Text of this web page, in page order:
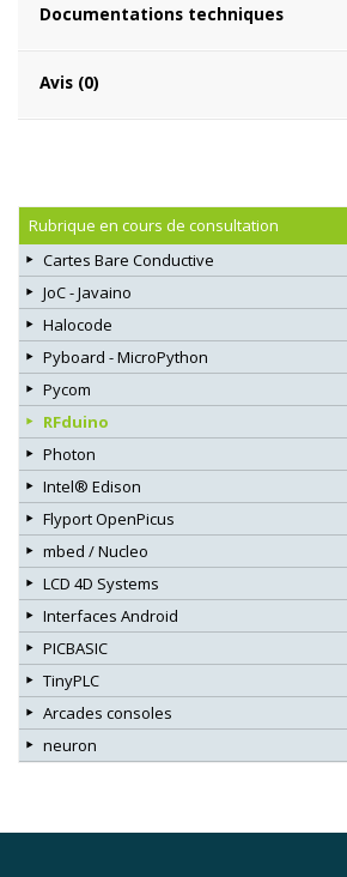
Documentations techniques
Avis (0)
Rubrique en cours de consultation
Cartes Bare Conductive
JoC - Javaino
Halocode
Pyboard - MicroPython
Pycom
RFduino
Photon
Intel® Edison
Flyport OpenPicus
mbed / Nucleo
LCD 4D Systems
Interfaces Android
PICBASIC
TinyPLC
Arcades consoles
neuron